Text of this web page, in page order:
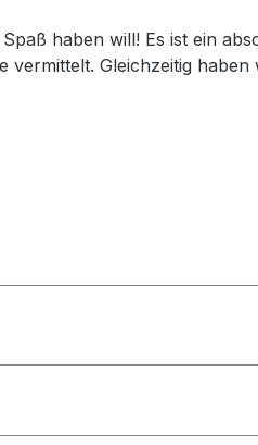
haben will! Es ist ein
vermittelt. Gleichzeitig